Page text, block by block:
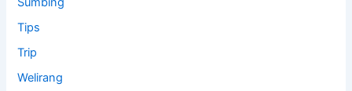
Tips
Trip
Welirang